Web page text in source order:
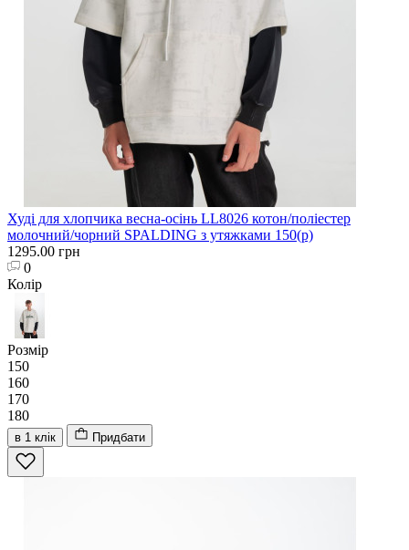
Худі для хлопчика весна-осінь LL8026 котон/поліестер
молочний/чорний SPALDING з утяжками 150(р)
1295.00 грн
0
Колір
Розмір
150
160
170
180
в 1 клік Придбати